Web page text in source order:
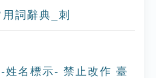
詞辭典_刺
姓名標示- 禁止改作 臺